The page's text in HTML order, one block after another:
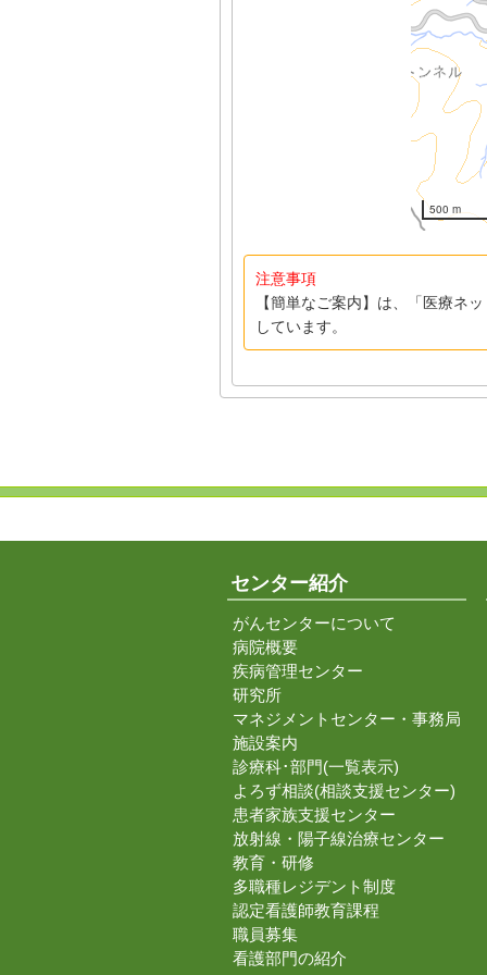
500 m
注意事項
【簡単なご案内】は、「医療ネ
しています。
センター紹介
がんセンターについて
病院概要
疾病管理センター
研究所
マネジメントセンター・事務局
施設案内
診療科･部門(一覧表示)
よろず相談(相談支援センター)
患者家族支援センター
放射線・陽子線治療センター
教育・研修
多職種レジデント制度
認定看護師教育課程
職員募集
看護部門の紹介